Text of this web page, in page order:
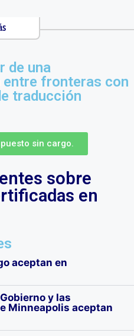
de
Solicitudes de
Patente
de
Contratos de
Testamentos
de una
fronteras con
traducción
sin cargo.
sobre
en
aceptan en
y las
Minneapolis aceptan